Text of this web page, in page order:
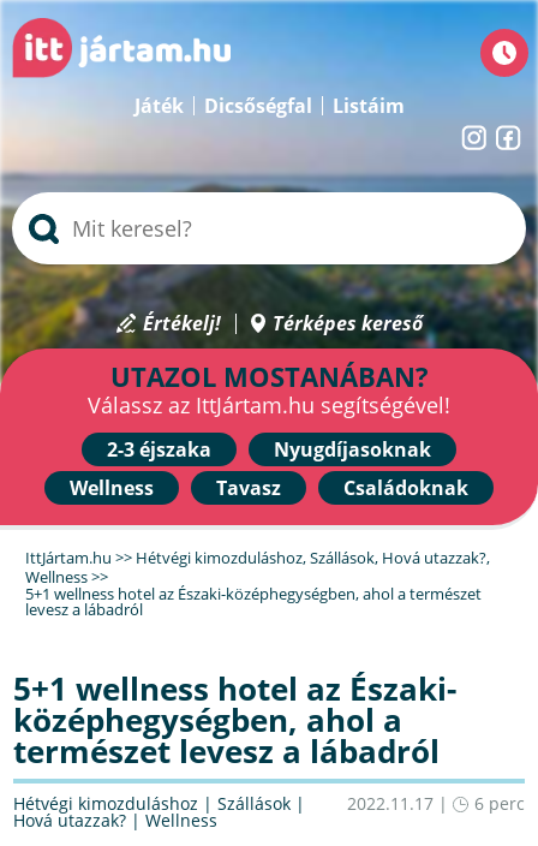
Játék Dicsőségfal Listáim
Értékelj! Térképes kereső
UTAZOL MOSTANÁBAN?
Válassz az IttJártam.hu segítségével!
2-3 éjszaka
Nyugdíjasoknak
Wellness
Tavasz Családoknak
IttJártam.hu >> Hétvégi kimozduláshoz,Szállások, Hová utazzak?,
Wellness>>
5+1 wellness hotel az Északi-középhegységben, ahol a természet
levesz a lábadról
5+1 wellness hotel az Északi-
középhegységben, ahol a
természet levesz a lábadról
Hétvégi kimozduláshoz |Szállások |
Hová utazzak? |Wellness
2022.11.17 | 6 perc